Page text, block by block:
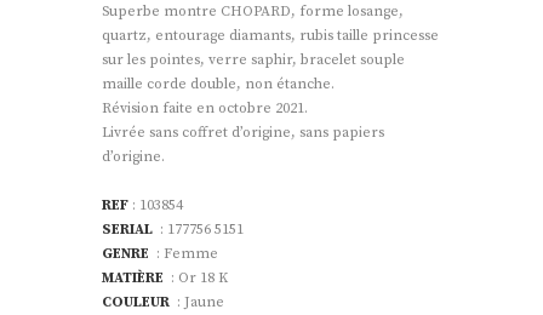
Superbe montre CHOPARD, forme losange,
quartz, entourage diamants, rubis taille princesse
sur les pointes, verre saphir, bracelet souple
maille corde double, non étanche.
Révision faite en octobre 2021.
Livrée sans coffret d’origine, sans papiers
d’origine.
REF : 103854
SERIAL : 177756 5151
GENRE : Femme
MATIÈRE : Or 18 K
COULEUR : Jaune